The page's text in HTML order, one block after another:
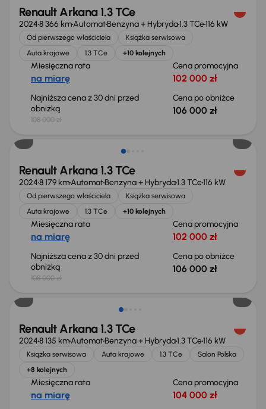
Renault Arkana 1.3 TCe
20248 366 kmAutomatBenzyna + Hybryda1.3 TCe116 kW
Od pierwszego właściciela
Książka serwisowa
Auta krajowe
1.3 TCe +10 kolejnych
Miesięczna rata
na miarę
Cena promocyjna
102 000 zł
Najniższa cena z 30 dni przed
obniżką
108 000 zł
Cena po obniżce
106 000 zł
Taniej o 2 000 zł
Renault Arkana 1.3 TCe
20248 179 kmAutomatBenzyna + Hybryda1.3 TCe116 kW
Od pierwszego właściciela
Książka serwisowa
Auta krajowe
1.3 TCe +10 kolejnych
Miesięczna rata
na miarę
Cena promocyjna
102 000 zł
Najniższa cena z 30 dni przed
obniżką
108 000 zł
Cena po obniżce
106 000 zł
Taniej o 2 000 zł
Renault Arkana 1.3 TCe
20248 135 kmAutomatBenzyna + Hybryda1.3 TCe116 kW
Książka serwisowa Auta krajowe 1.3 TCe
Salon Polska
+8 kolejnych
Miesięczna rata
na miarę
Cena promocyjna
104 000 zł